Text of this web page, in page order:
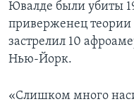
Ювалде были убиты
приверженец теории
застрелил 10
Нью-Йорк.
«Слишком много